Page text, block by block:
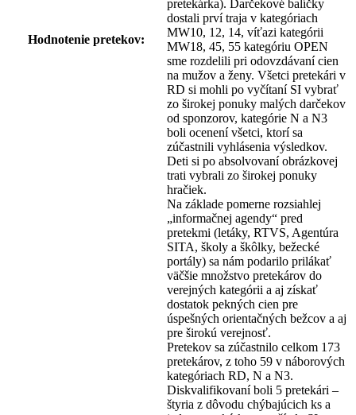
Hodnotenie pretekov:
pretekárka). Darčekové balíčky
dostali prví traja v kategóriach
MW10, 12, 14, víťazi kategórii
MW18, 45, 55 kategóriu OPEN
sme rozdelili pri odovzdávaní cien
na mužov a ženy. Všetci pretekári v
RD si mohli po vyčítaní SI vybrať
zo širokej ponuky malých darčekov
od sponzorov, kategórie N a N3
boli ocenení všetci, ktorí sa
zúčastnili vyhlásenia výsledkov.
Deti si po absolvovaní obrázkovej
trati vybrali zo širokej ponuky
hračiek.
Na základe pomerne rozsiahlej
„informačnej agendy“ pred
pretekmi (letáky, RTVS, Agentúra
SITA, školy a škôlky, bežecké
portály) sa nám podarilo prilákať
väčšie množstvo pretekárov do
verejných kategórii a aj získať
dostatok pekných cien pre
úspešných orientačných bežcov a aj
pre širokú verejnosť.
Pretekov sa zúčastnilo celkom 173
pretekárov, z toho 59 v náborových
kategóriach RD, N a N3.
Diskvalifikovaní boli 5 pretekári –
štyria z dôvodu chýbajúcich ks a